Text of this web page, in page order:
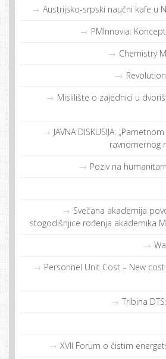
Austrijsko-srpski naučni kafe u
PMInnovia:
Chemistry
Mislilište o zajednici u
JAVNA DISKUSIJA:
ravnomernog
Poziv na
Svečana akademija
stogodišnjice rođenja akademika
Personnel Unit Cost – New
Tribina
XVII Forum o čistim